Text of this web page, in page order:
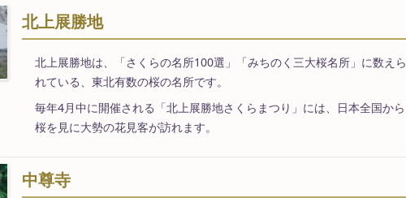
北上展勝地
北上展勝地は、「さくらの名所100選」「みちのく三大桜名所」に数えら
れている、東北有数の桜の名所です。
毎年4月中に開催される「北上展勝地さくらまつり」には、日本全国から
桜を見に大勢の花見客が訪れます。
中尊寺